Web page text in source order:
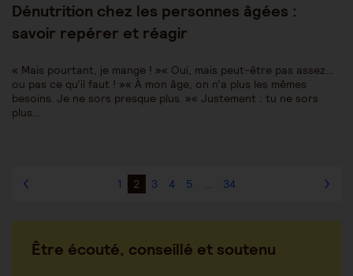
Dénutrition chez les personnes âgées :
savoir repérer et réagir
« Mais pourtant, je mange ! »« Oui, mais peut-être pas assez…
ou pas ce qu’il faut ! »« À mon âge, on n’a plus les mêmes
besoins. Je ne sors presque plus. »« Justement : tu ne sors
plus…
1 2 3 4 5 … 34
Être écouté, conseillé et soutenu